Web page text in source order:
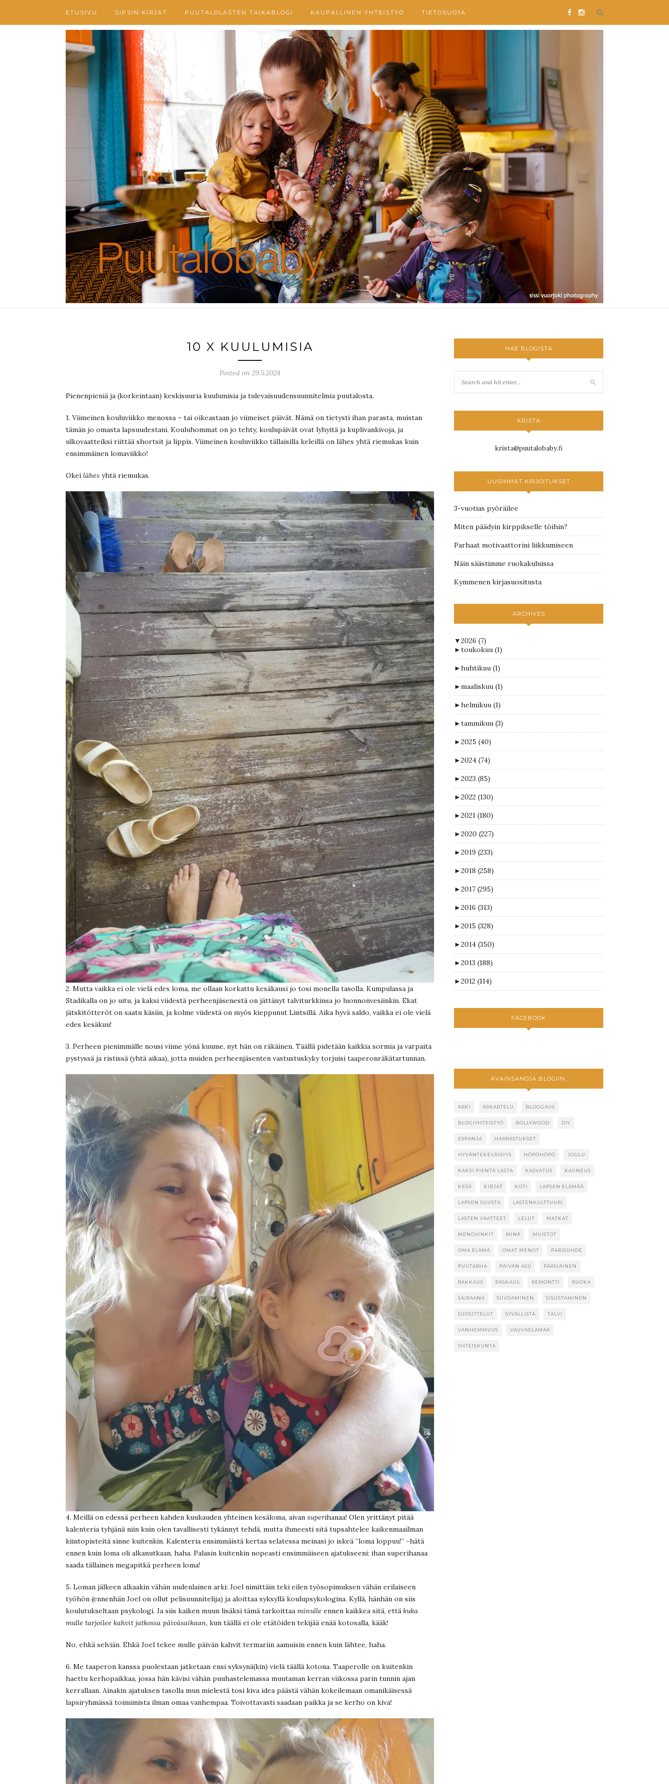
ETUSIVU SIPSIN KIRJAT PUUTALOLASTEN TAIKABLOGI KAUPALLINEN YHTEISTYÖ TIETOSUOJA
10 X KUULUMISIA
Posted on 29.5.2024
Pienenpieniä ja (korkeintaan) keskisuuria kuulumisia ja tulevaisuudensuunnitelmia puutalosta.
1. Viimeinen kouluviikko menossa – tai oikeastaan jo viimeiset päivät. Nämä on tietysti ihan parasta, muistan
tämän jo omasta lapsuudestani. Kouluhommat on jo tehty, koulupäivät ovat lyhyitä ja kuplivankivoja, ja
ulkovaatteiksi riittää shortsit ja lippis. Viimeinen kouluviikko tällaisilla keleillä on lähes yhtä riemukas kuin
ensimmäinen lomaviikko!
Okei lähes yhtä riemukas.
2. Mutta vaikka ei ole vielä edes loma, me ollaan korkattu kesäkausi jo tosi monella tasolla. Kumpulassa ja
Stadikalla on jo uitu, ja kaksi viidestä perheenjäsenestä on jättänyt talviturkkinsa jo luonnonvesiinkin. Ekat
jätskitötteröt on saatu käsiin, ja kolme viidestä on myös kieppunut Lintsillä. Aika hyvä saldo, vaikka ei ole vielä
edes kesäkuu!
3. Perheen pienimmälle nousi viime yönä kuume, nyt hän on räkäinen. Täällä pidetään kaikkia sormia ja varpaita
pystyssä ja ristissä (yhtä aikaa), jotta muiden perheenjäsenten vastustuskyky torjuisi taaperonräkätartunnan.
4. Meillä on edessä perheen kahden kuukauden yhteinen kesäloma, aivan superihanaa! Olen yrittänyt pitää
kalenteria tyhjänä niin kuin olen tavallisesti tykännyt tehdä, mutta ihmeesti sitä tupsahtelee kaikenmaailman
kiintopisteitä sinne kuitenkin. Kalenteria ensimmäistä kertaa selatessa meinasi jo iskeä ”loma loppuu!” -hätä
ennen kuin loma oli alkanutkaan, haha. Palasin kuitenkin nopeasti ensimmäiseen ajatukseeni: ihan superihanaa
saada tällainen megapitkä perheen loma!
5. Loman jälkeen alkaakin vähän uudenlainen arki: Joel nimittäin teki eilen työsopimuksen vähän erilaiseen
työhön (ennenhän Joel on ollut pelisuunnitelija) ja aloittaa syksyllä koulupsykologina. Kyllä, hänhän on siis
koulutukseltaan psykologi. Ja siis kaiken muun lisäksi tämä tarkoittaa minulle ennen kaikkea sitä, että kuka
mulle tarjoilee kahvit jatkossa päiväsaikaan, kun täällä ei ole etätöiden tekijää enää kotosalla, kääk!
No, ehkä selviän. Ehkä Joel tekee mulle päivän kahvit termariin aamuisin ennen kuin lähtee, haha.
6. Me taaperon kanssa puolestaan jatketaan ensi syksynä(kin) vielä täällä kotona. Taaperolle on kuitenkin
haettu kerhopaikkaa, jossa hän kävisi vähän puuhastelemassa muutaman kerran viikossa parin tunnin ajan
kerrallaan. Ainakin ajatuksen tasolla mun mielestä tosi kiva idea päästä vähän kokeilemaan omanikäisessä
lapsiryhmässä toimimista ilman omaa vanhempaa. Toivottavasti saadaan paikka ja se kerho on kiva!
HAE BLOGISTA
KRISTA
krista@puutalobaby.fi
UUSIMMAT KIRJOITUKSET
3-vuotias pyöräilee
Miten päädyin kirppikselle töihin?
Parhaat motivaattorini liikkumiseen
Näin säästimme ruokakuluissa
Kymmenen kirjasuositusta
ARCHIVES
▼2026 (7)
►toukokuu (1)
►huhtikuu (1)
►maaliskuu (1)
►helmikuu (1)
►tammikuu (3)
►2025 (40)
►2024 (74)
►2023 (85)
►2022 (130)
►2021 (180)
►2020 (227)
►2019 (233)
►2018 (258)
►2017 (295)
►2016 (313)
►2015 (328)
►2014 (350)
►2013 (188)
►2012 (114)
FACEBOOK
AVAINSANOJA BLOGIIN:
ARKI ASKARTELU BLOGGAUS
BLOGIYHTEISTYÖ BOLLYWOOD DIY
ESPANJA HARRASTUKSET
HYVÄNTEKEVÄISYYS HÖPÖHÖPÖ JOULU
KAKSI PIENTÄ LASTA KASVATUS KAUNEUS
KESÄ KIRJAT KOTI LAPSEN ELÄMÄÄ
LAPSEN SUUSTA LASTENKULTTUURI
LASTEN VAATTEET LELUT MATKAT
MENOVINKIT MINÄ MUISTOT
OMA ELÄMÄ OMAT MENOT PARISUHDE
PUUTARHA PÄIVÄN ASU PÄÄSIÄINEN
RAKKAUS RASKAUS REMONTTI RUOKA
SAIRAANA SIIVOAMINEN SISUSTAMINEN
SUOSITTELUT SYVÄLLISTÄ TALVI
VANHEMMUUS VAUVAELÄMÄÄ
YHTEISKUNTA